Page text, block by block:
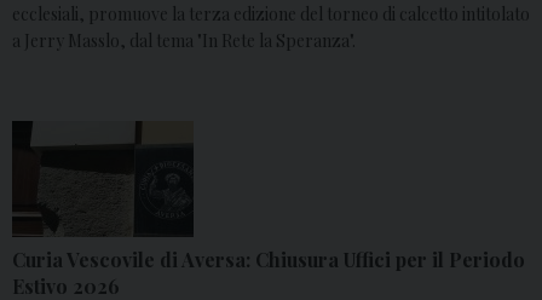
ecclesiali, promuove la terza edizione del torneo di calcetto intitolato
a Jerry Masslo, dal tema "In Rete la Speranza".
Curia Vescovile di Aversa: Chiusura Uffici per il Periodo
Estivo 2026